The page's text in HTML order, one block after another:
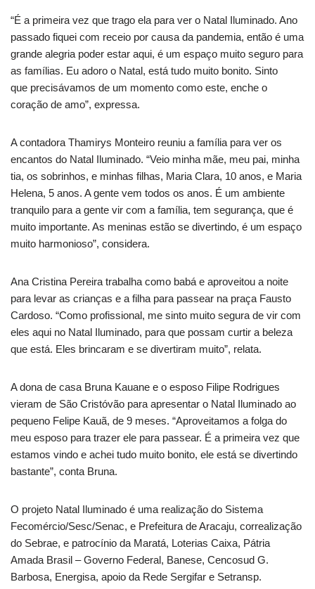
“É a primeira vez que trago ela para ver o Natal Iluminado. Ano
passado fiquei com receio por causa da pandemia, então é uma
grande alegria poder estar aqui, é um espaço muito seguro para
as famílias. Eu adoro o Natal, está tudo muito bonito. Sinto
que precisávamos de um momento como este, enche o
coração de amo”, expressa.
A contadora Thamirys Monteiro reuniu a família para ver os
encantos do Natal Iluminado. “Veio minha mãe, meu pai, minha
tia, os sobrinhos, e minhas filhas, Maria Clara, 10 anos, e Maria
Helena, 5 anos. A gente vem todos os anos. É um ambiente
tranquilo para a gente vir com a família, tem segurança, que é
muito importante. As meninas estão se divertindo, é um espaço
muito harmonioso”, considera.
Ana Cristina Pereira trabalha como babá e aproveitou a noite
para levar as crianças e a filha para passear na praça Fausto
Cardoso. “Como profissional, me sinto muito segura de vir com
eles aqui no Natal Iluminado, para que possam curtir a beleza
que está. Eles brincaram e se divertiram muito”, relata.
A dona de casa Bruna Kauane e o esposo Filipe Rodrigues
vieram de São Cristóvão para apresentar o Natal Iluminado ao
pequeno Felipe Kauã, de 9 meses. “Aproveitamos a folga do
meu esposo para trazer ele para passear. É a primeira vez que
estamos vindo e achei tudo muito bonito, ele está se divertindo
bastante”, conta Bruna.
O projeto Natal Iluminado é uma realização do Sistema
Fecomércio/Sesc/Senac, e Prefeitura de Aracaju, correalização
do Sebrae, e patrocínio da Maratá, Loterias Caixa, Pátria
Amada Brasil – Governo Federal, Banese, Cencosud G.
Barbosa, Energisa, apoio da Rede Sergifar e Setransp.